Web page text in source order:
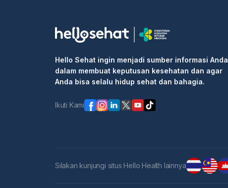
Hello Sehat ingin menjadi sumber informasi Anda
dalam membuat keputusan kesehatan dan agar
Anda bisa selalu hidup sehat dan bahagia.
Ikuti Kami
Silakan kunjungi situs Hello Health lainnya